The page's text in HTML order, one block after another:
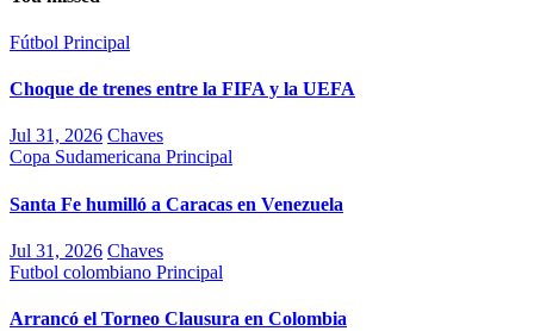
Fútbol Principal
Choque de trenes entre la FIFA y la UEFA
Jul 31, 2026 Chaves
Copa Sudamericana Principal
Santa Fe humilló a Caracas en Venezuela
Jul 31, 2026 Chaves
Futbol colombiano Principal
Arrancó el Torneo Clausura en Colombia